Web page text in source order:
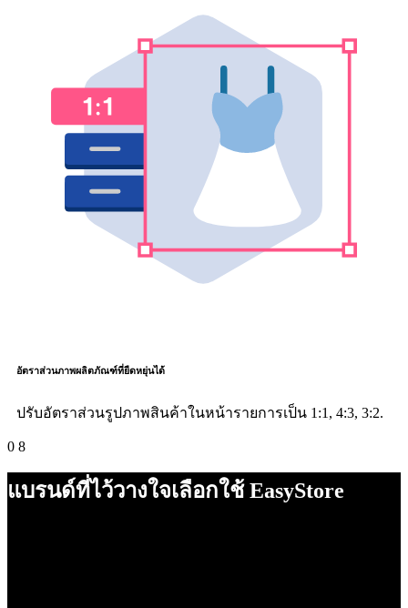
อัตราส่วนภาพผลิตภัณฑ์ที่ยืดหยุ่นได้
ปรับอัตราส่วนรูปภาพสินค้าในหน้ารายการเป็น 1:1, 4:3, 3:2.
0 8
แบรนด์ที่ไว้วางใจเลือกใช้ EasyStore